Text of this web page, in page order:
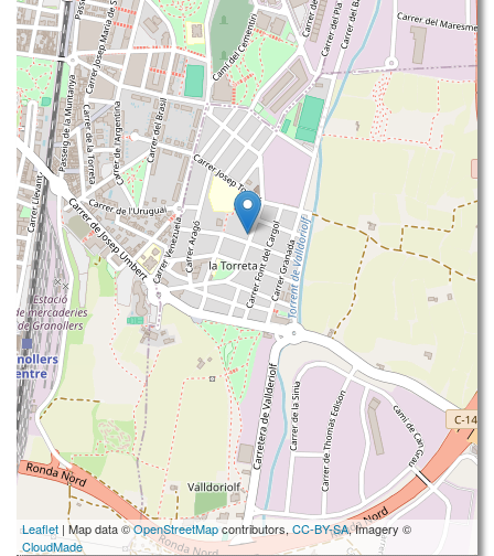
Leaflet | Map data ©OpenStreetMapcontributors, CC-BY-SA, Imagery ©
CloudMade